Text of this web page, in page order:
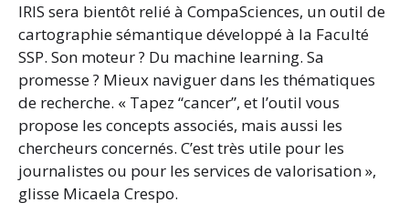
IRIS sera bientôt relié à CompaSciences, un outil de
cartographie sémantique développé à la Faculté
SSP. Son moteur ? Du machine learning. Sa
promesse ? Mieux naviguer dans les thématiques
de recherche. « Tapez “cancer”, et l’outil vous
propose les concepts associés, mais aussi les
chercheurs concernés. C’est très utile pour les
journalistes ou pour les services de valorisation »,
glisse Micaela Crespo.